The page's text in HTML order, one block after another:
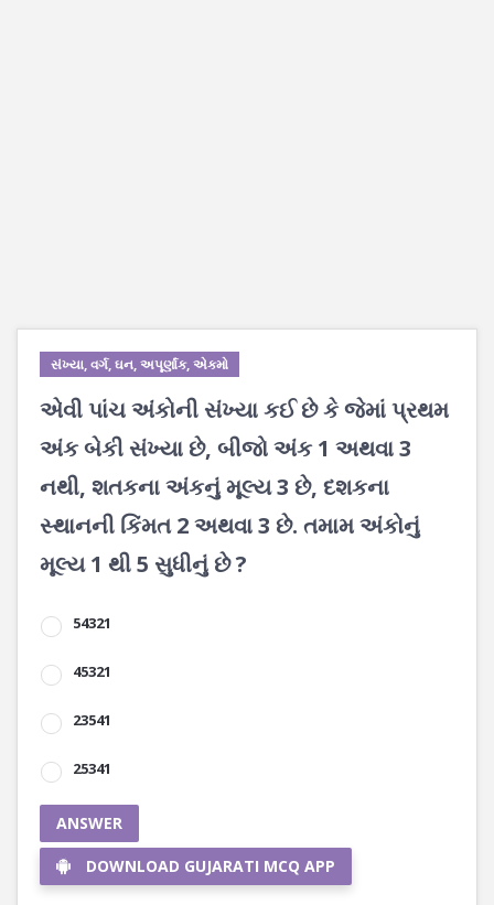
સંખ્યા, વર્ગ, ઘન, અપૂર્ણાંક, એકમો
એવી પાંચ અંકોની સંખ્યા કઈ છે કે જેમાં પ્રથમ
અંક બેકી સંખ્યા છે, બીજો અંક 1 અથવા 3
નથી, શતકના અંકનું મૂલ્ય 3 છે, દશકના
સ્થાનની કિંમત 2 અથવા 3 છે. તમામ અંકોનું
મૂલ્ય 1 થી 5 સુધીનું છે ?
54321
45321
23541
25341
ANSWER
DOWNLOAD GUJARATI MCQ APP